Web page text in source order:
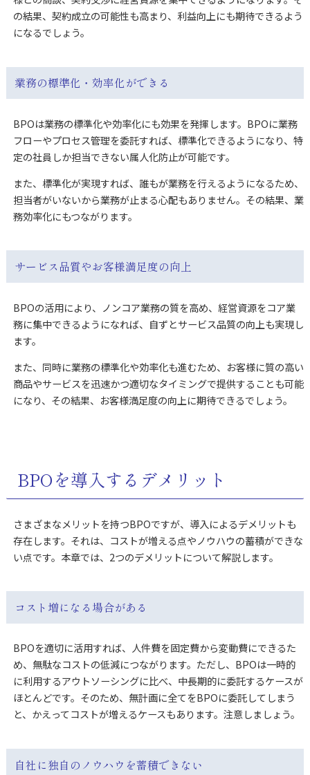
の結果、契約成立の可能性も高まり、利益向上にも期待できるよう
になるでしょう。
業務の標準化・効率化ができる
BPOは業務の標準化や効率化にも効果を発揮します。BPOに業務
フローやプロセス管理を委託すれば、標準化できるようになり、特
定の社員しか担当できない属人化防止が可能です。
また、標準化が実現すれば、誰もが業務を行えるようになるため、
担当者がいないから業務が止まる心配もありません。その結果、業
務効率化にもつながります。
サービス品質やお客様満足度の向上
BPOの活用により、ノンコア業務の質を高め、経営資源をコア業
務に集中できるようになれば、自ずとサービス品質の向上も実現し
ます。
また、同時に業務の標準化や効率化も進むため、お客様に質の高い
商品やサービスを迅速かつ適切なタイミングで提供することも可能
になり、その結果、お客様満足度の向上に期待できるでしょう。
BPOを導入するデメリット
さまざまなメリットを持つBPOですが、導入によるデメリットも
存在します。それは、コストが増える点やノウハウの蓄積ができな
い点です。本章では、2つのデメリットについて解説します。
コスト増になる場合がある
BPOを適切に活用すれば、人件費を固定費から変動費にできるた
め、無駄なコストの低減につながります。ただし、BPOは一時的
に利用するアウトソーシングに比べ、中長期的に委託するケースが
ほとんどです。そのため、無計画に全てをBPOに委託してしまう
と、かえってコストが増えるケースもあります。注意しましょう。
自社に独自のノウハウを蓄積できない